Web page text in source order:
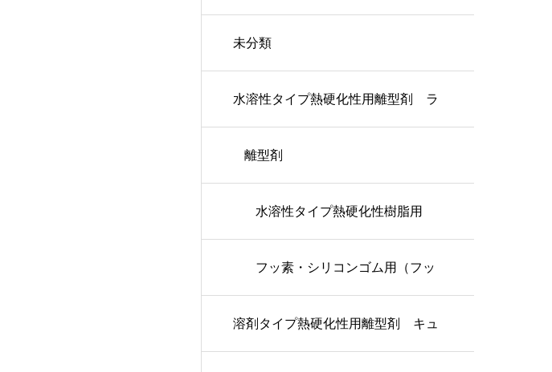
未分類
水溶性タイプ熱硬化性用離型剤 ラ
ッシュコート
離型剤
水溶性タイプ熱硬化性樹脂用
フッ素・シリコンゴム用（フッ
素タイプ）
溶剤タイプ熱硬化性用離型剤 キュ